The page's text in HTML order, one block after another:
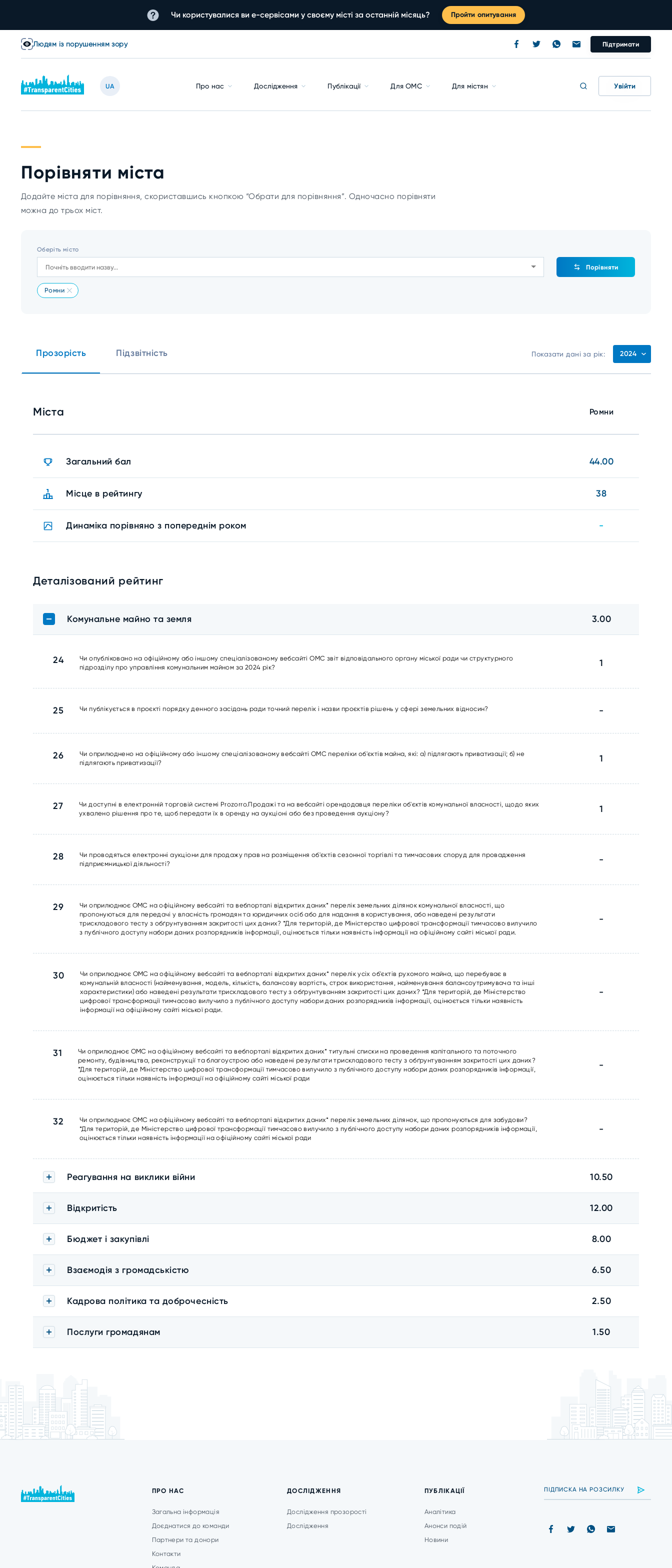
Чи користувалися ви е-сервісами у своєму місті за останній місяць? Пройти опитування
Людям із порушенням зору Підтримати
UA Про нас Дослідження Публікації Для ОМС Для містян Увійти
Порівняти міста
Додайте міста для порівняння, скориставшись кнопкою “Обрати для порівняння”. Одночасно порівняти
можна до трьох міст.
Оберіть місто
Ромни
Порівняти
Прозорість Підзвітність Показати дані за рік: 2024
Міста Ромни
Загальний бал 44.00
Місце в рейтингу 38
Динаміка порівняно з попереднім роком -
Деталізований рейтинг
Комунальне майно та земля 3.00
24
Чи опубліковано на офіційному або іншому спеціалізованому вебсайті ОМС звіт відповідального органу міської ради чи структурного
підрозділу про управління комунальним майном за 2024 рік?
1
25 Чи публікується в проєкті порядку денного засідань ради точний перелік і назви проєктів рішень у сфері земельних відносин? -
26
Чи оприлюднено на офіційному або іншому спеціалізованому вебсайті ОМС переліки об'єктів майна, які: а) підлягають приватизації; б) не
підлягають приватизації?
1
27
Чи доступні в електронній торговій системі Prozorro.Продажі та на вебсайті орендодавця переліки об'єктів комунальної власності, щодо яких
ухвалено рішення про те, щоб передати їх в оренду на аукціоні або без проведення аукціону?
1
28
Чи проводяться електронні аукціони для продажу прав на розміщення об'єктів сезонної торгівлі та тимчасових споруд для провадження
підприємницької діяльності?
-
29
Чи оприлюднює ОМС на офіційному вебсайті та вебпорталі відкритих даних* перелік земельних ділянок комунальної власності, що
пропонуються для передачі у власність громадян та юридичних осіб або для надання в користування, або наведені результати
трискладового тесту з обґрунтуванням закритості цих даних? *Для територій, де Міністерство цифрової трансформації тимчасово вилучило
з публічного доступу набори даних розпорядників інформації, оцінюється тільки наявність інформації на офіційному сайті міської ради.
-
30
Чи оприлюднює ОМС на офіційному вебсайті та вебпорталі відкритих даних* перелік усіх об'єктів рухомого майна, що перебуває в
комунальній власності (найменування, модель, кількість, балансову вартість, строк використання, найменування балансоутримувача та інші
характеристики) або наведені результати трискладового тесту з обґрунтуванням закритості цих даних? *Для територій, де Міністерство
цифрової трансформації тимчасово вилучило з публічного доступу набори даних розпорядників інформації, оцінюється тільки наявність
інформації на офіційному сайті міської ради.
-
31
Чи оприлюднює ОМС на офіційному вебсайті та вебпорталі відкритих даних* титульні списки на проведення капітального та поточного
ремонту, будівництва, реконструкції та благоустрою або наведені результати трискладового тесту з обґрунтуванням закритості цих даних?
*Для територій, де Міністерство цифрової трансформації тимчасово вилучило з публічного доступу набори даних розпорядників інформації,
оцінюється тільки наявність інформації на офіційному сайті міської ради
-
32
Чи оприлюднює ОМС на офіційному вебсайті та вебпорталі відкритих даних* перелік земельних ділянок, що пропонуються для забудови?
*Для територій, де Міністерство цифрової трансформації тимчасово вилучило з публічного доступу набори даних розпорядників інформації,
оцінюється тільки наявність інформації на офіційному сайті міської ради
-
Реагування на виклики війни 10.50
Відкритість 12.00
Бюджет і закупівлі 8.00
Взаємодія з громадськістю 6.50
Кадрова політика та доброчесність 2.50
Послуги громадянам 1.50
ПРО НАС
Загальна інформація
Доєднатися до команди
Партнери та донори
Контакти
ДОСЛІДЖЕННЯ
Дослідження прозорості
Дослідження
ПУБЛІКАЦІЇ
Аналітика
Анонси подій
Новини